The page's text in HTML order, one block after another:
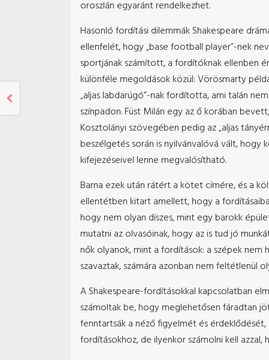
oroszlán egyaránt rendelkezhet.
Hasonló fordítási dilemmák Shakespeare
ellenfelét, hogy „base football player”-nek
sportjának számított, a fordítóknak ellenben
különféle megoldások közül: Vörösmarty
„aljas labdarúgó”-nak fordította, ami talán
színpadon. Füst Milán egy az ő korában
Kosztolányi szövegében pedig az „aljas
beszélgetés során is nyilvánvalóvá vált, hogy
kifejezéseivel lenne megvalósítható.
Barna ezek után rátért a kötet címére, és a
ellentétben kitart amellett, hogy a
hogy nem olyan díszes, mint egy barokk
mutatni az olvasóinak, hogy az is tud jó
nők olyanok, mint a fordítások: a szépek nem
szavaztak, számára azonban nem feltétlenül
A Shakespeare-fordításokkal kapcsolatban
számoltak be, hogy meglehetősen fáradtan
fenntartsák a néző figyelmét és
fordításokhoz, de ilyenkor számolni kell